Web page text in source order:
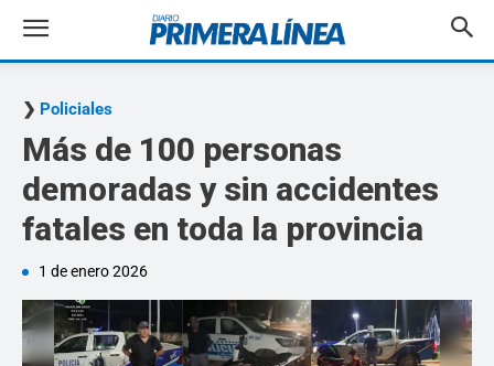
Policiales
Más de 100 personas
demoradas y sin accidentes
fatales en toda la provincia
1 de enero 2026